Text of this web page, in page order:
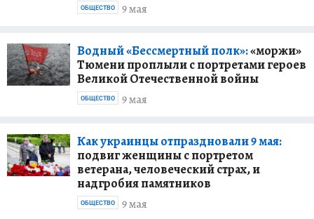
9 мая
ОБЩЕСТВО
Водный «Бессмертный полк»:«моржи»
Тюмени проплыли с портретами героев
Великой Отечественной войны
9 мая
ОБЩЕСТВО
Как украинцы отпраздновали 9 мая:
подвиг женщины с портретом
ветерана, человеческий страх, и
надгробия памятников
9 мая
ОБЩЕСТВО